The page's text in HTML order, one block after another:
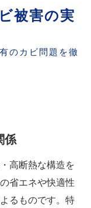
被害の実
のカビ問題を徹
係
高断熱な構造を
省エネや快適性
るものです。特